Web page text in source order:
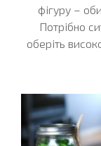
Грецькі Горіхи
Груша
Журавлина
Зелений
Кабачок
фігуру –
Потрібно
оберіть